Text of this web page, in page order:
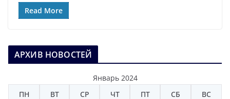
Read More
АРХИВ НОВОСТЕЙ
Январь 2024
ПН
ВТ СР ЧТ ПТ СБ ВС